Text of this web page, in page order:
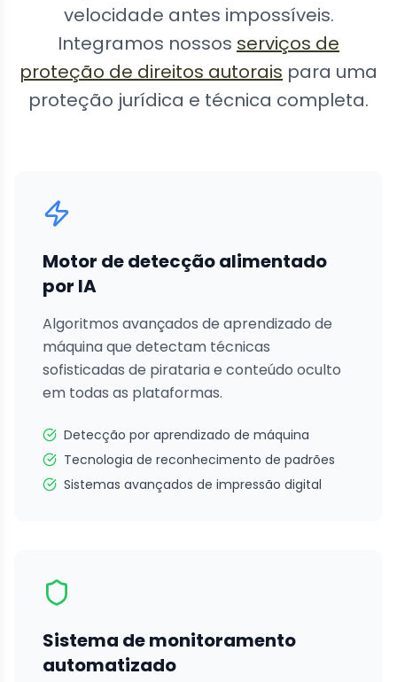
velocidade antes impossíveis.
Integramos nossos serviços de
proteção de direitos autorais para uma
proteção jurídica e técnica completa.
Motor de detecção alimentado
por IA
Algoritmos avançados de aprendizado de
máquina que detectam técnicas
sofisticadas de pirataria e conteúdo oculto
em todas as plataformas.
Detecção por aprendizado de máquina
Tecnologia de reconhecimento de padrões
Sistemas avançados de impressão digital
Sistema de monitoramento
automatizado